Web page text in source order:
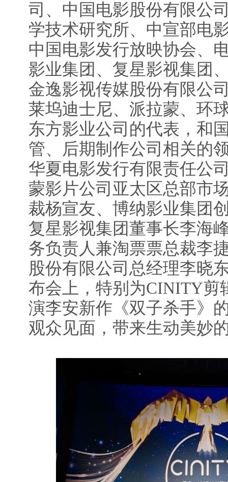
司、中国电影股份有限公
学技术研究所、中宣部电
中国电影发行放映协会、
影业集团、复星影视集团
金逸影视传媒股份有限公
莱坞迪士尼、派拉蒙、环
东方影业公司的代表，和
管、后期制作公司相关的
华夏电影发行有限责任公
蒙影片公司亚太区总部市
裁杨宣友、博纳影业集团
复星影视集团董事长李海
务负责人兼淘票票总裁李
股份有限公司总经理李晓
布会上，特别为CINITY剪
演李安新作《双子杀手》
观众见面，带来生动美妙